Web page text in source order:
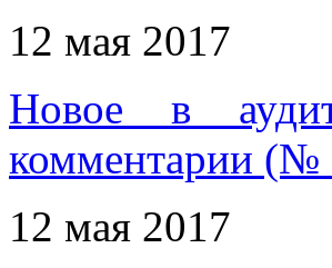
12 мая 2017
Новое в
комментарии (№
12 мая 2017